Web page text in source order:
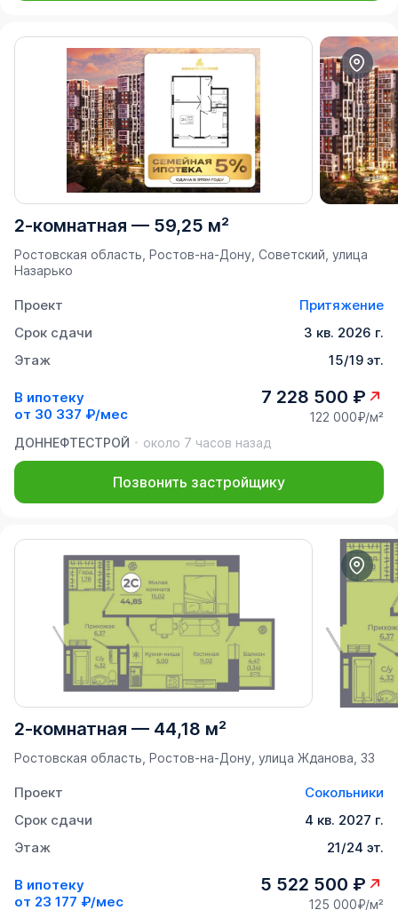
2-комнатная — 59,25 м²
Ростовская область, Ростов-на-Дону, Советский, улица
Назарько
Проект
Притяжение
Срок сдачи
3 кв. 2026 г.
Этаж
15/19 эт.
В ипотеку
от 30 337 ₽/мес
7 228 500 ₽
122 000₽/м²
ДОННЕФТЕСТРОЙ
около 7 часов назад
Позвонить застройщику
2-комнатная — 44,18 м²
Ростовская область, Ростов-на-Дону, улица Жданова, 33
Проект
Сокольники
Срок сдачи
4 кв. 2027 г.
Этаж
21/24 эт.
В ипотеку
от 23 177 ₽/мес
5 522 500 ₽
125 000₽/м²